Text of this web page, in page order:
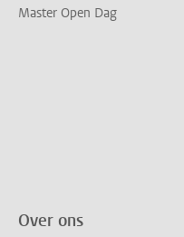
Master Open Dag
Over ons